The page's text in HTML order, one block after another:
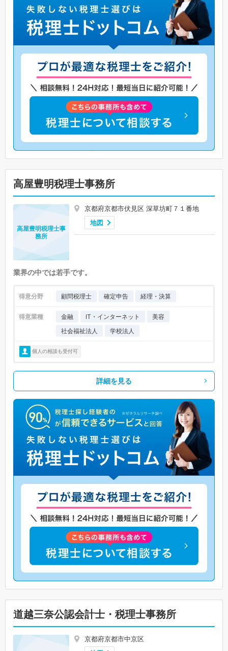
高屋豊明税理士事務所
京都府京都市伏見区 深草坊町７１番地
地図
高屋豊明税理士事
務所
業界の中では若手です。
得意分野 顧問税理士 確定申告 経理・決算
得意業種 金融 IT・インターネット
美容
社会福祉法人
学校法人
個人の相談も受付可
詳細を見る
道越三奈公認会計士・税理士事務所
京都府京都市中京区